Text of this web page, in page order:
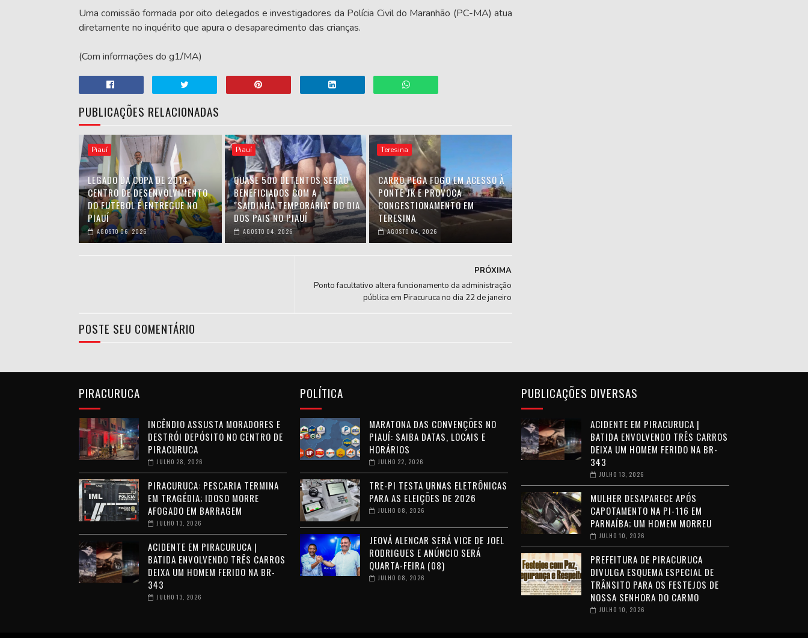
Uma comissão formada por oito delegados e investigadores da Polícia Civil do Maranhão (PC-MA) atua
diretamente no inquérito que apura o desaparecimento das crianças.
(Com informações do g1/MA)
PUBLICAÇÕES RELACIONADAS
Piauí
LEGADO DA COPA DE 2014,
CENTRO DE DESENVOLVIMENTO
DO FUTEBOL É ENTREGUE NO
PIAUÍ
AGOSTO 06, 2026
Piauí
QUASE 500 DETENTOS SERÃO
BENEFICIADOS COM A
"SAIDINHA TEMPORÁRIA" DO DIA
DOS PAIS NO PIAUÍ
AGOSTO 04, 2026
Teresina
CARRO PEGA FOGO EM ACESSO À
PONTE JK E PROVOCA
CONGESTIONAMENTO EM
TERESINA
AGOSTO 04, 2026
PRÓXIMA
Ponto facultativo altera funcionamento da administração
pública em Piracuruca no dia 22 de janeiro
POSTE SEU COMENTÁRIO
PIRACURUCA
INCÊNDIO ASSUSTA MORADORES E
DESTRÓI DEPÓSITO NO CENTRO DE
PIRACURUCA
JULHO 28, 2026
PIRACURUCA: PESCARIA TERMINA
EM TRAGÉDIA; IDOSO MORRE
AFOGADO EM BARRAGEM
JULHO 13, 2026
ACIDENTE EM PIRACURUCA |
BATIDA ENVOLVENDO TRÊS CARROS
DEIXA UM HOMEM FERIDO NA BR-
343
JULHO 13, 2026
POLÍTICA
MARATONA DAS CONVENÇÕES NO
PIAUÍ: SAIBA DATAS, LOCAIS E
HORÁRIOS
JULHO 22, 2026
TRE-PI TESTA URNAS ELETRÔNICAS
PARA AS ELEIÇÕES DE 2026
JULHO 08, 2026
JEOVÁ ALENCAR SERÁ VICE DE JOEL
RODRIGUES E ANÚNCIO SERÁ
QUARTA-FEIRA (08)
JULHO 08, 2026
PUBLICAÇÕES DIVERSAS
ACIDENTE EM PIRACURUCA |
BATIDA ENVOLVENDO TRÊS CARROS
DEIXA UM HOMEM FERIDO NA BR-
343
JULHO 13, 2026
MULHER DESAPARECE APÓS
CAPOTAMENTO NA PI-116 EM
PARNAÍBA; UM HOMEM MORREU
JULHO 10, 2026
PREFEITURA DE PIRACURUCA
DIVULGA ESQUEMA ESPECIAL DE
TRÂNSITO PARA OS FESTEJOS DE
NOSSA SENHORA DO CARMO
JULHO 10, 2026